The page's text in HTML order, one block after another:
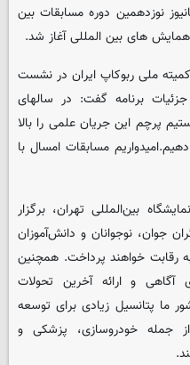
نوزدهمین دوره مسابقات بین
همایش های بین المللی آغاز شد.
ملی ربوکاپ ایران در نشست
برنامه گفت: در سالهای
پرچم این جریان علمی را بالا
مسابقات امسال با
بین‌المللی تهران، برگزار
جوان، نوجوانان و دانش‌آموزان
رقابت خواهند پرداخت. همچنین
و ارائه آخرین تحولات
پتانسیل زیادی برای توسعه
جمله خودروسازی، پزشکی و